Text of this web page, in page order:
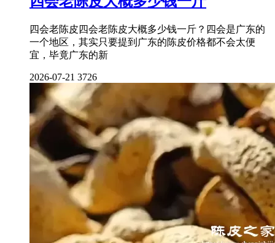
四会老陈皮四会老陈皮大概多少钱一斤？四会是广东的
一个地区，其实只要提到广东的陈皮价格都不会太便
宜，毕竟广东的新
2026-07-21 3726